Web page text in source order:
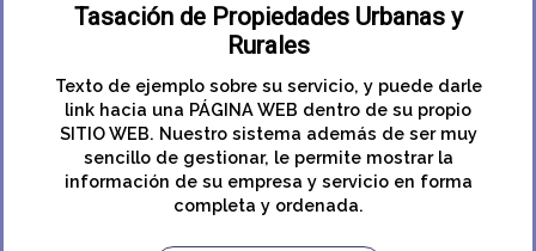
Tasación de Propiedades Urbanas y
Rurales
Texto de ejemplo sobre su servicio, y puede darle
link hacia una PÁGINA WEB dentro de su propio
SITIO WEB. Nuestro sistema además de ser muy
sencillo de gestionar, le permite mostrar la
información de su empresa y servicio en forma
completa y ordenada.